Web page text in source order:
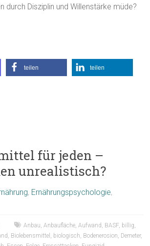
durch Disziplin und Willenstärke müde?
teilen teilen
für jeden –
unrealistisch?
, Ernährungspsychologie,
Anbau,Anbaufläche,Aufwand , BASF, billig,
, Biolebensmittel , biologisch, Bodenerosion, Demeter,